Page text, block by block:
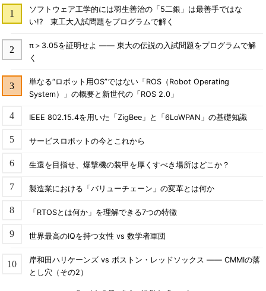
ソフトウェア工学的には羽生善治の「5二銀」は最善手ではな
い!? 東工大入試問題をプログラムで解く
π＞3.05を証明せよ ―― 東大の伝説の入試問題をプログラムで解
く
単なる“ロボット用OS”ではない「ROS（Robot Operating
System）」の概要と新世代の「ROS 2.0」
IEEE 802.15.4を用いた「ZigBee」と「6LoWPAN」の基礎知識
サービスロボットの今とこれから
生還を目指せ、爆撃機の装甲を厚くすべき場所はどこか？
製造業における「バリューチェーン」の変革とは何か
「RTOSとは何か」を理解できる7つの特徴
世界最高のIQを持つ女性 vs 数学者軍団
岸和田ハリケーンズ vs ボストン・レッドソックス ―― CMMIの落
とし穴（その2）